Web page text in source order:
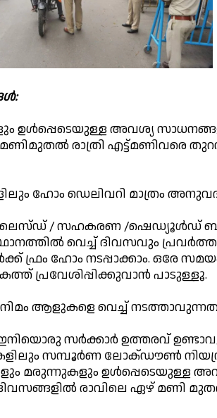
ഉള്‍പ്പെടെയുള്ള അവശ്യ
മണിമുതല്‍ രാത്രി എട്ട്മണിവരെ
ഹോം ഡെലിവറി മാത്രം
/ സഹകരണ /ഷെഡ്യൂൾഡ്
വെച്ച് ദിവസവും
ഫ്രം ഹോം നടപ്പാക്കാം. ഒരേ
പ്രവേശിപ്പിക്കുവാൻ പാടുള്ളൂ.
ആളുകളെ വെച്ച്
സര്‍ക്കാര്‍ ഉത്തരവ്
സമ്പൂര്‍ണ ലോക്ഡൗണ്‍
മരുന്നുകളും ഉള്‍പ്പെടെയുള്ള
രാവിലെ ഏഴ് മണി